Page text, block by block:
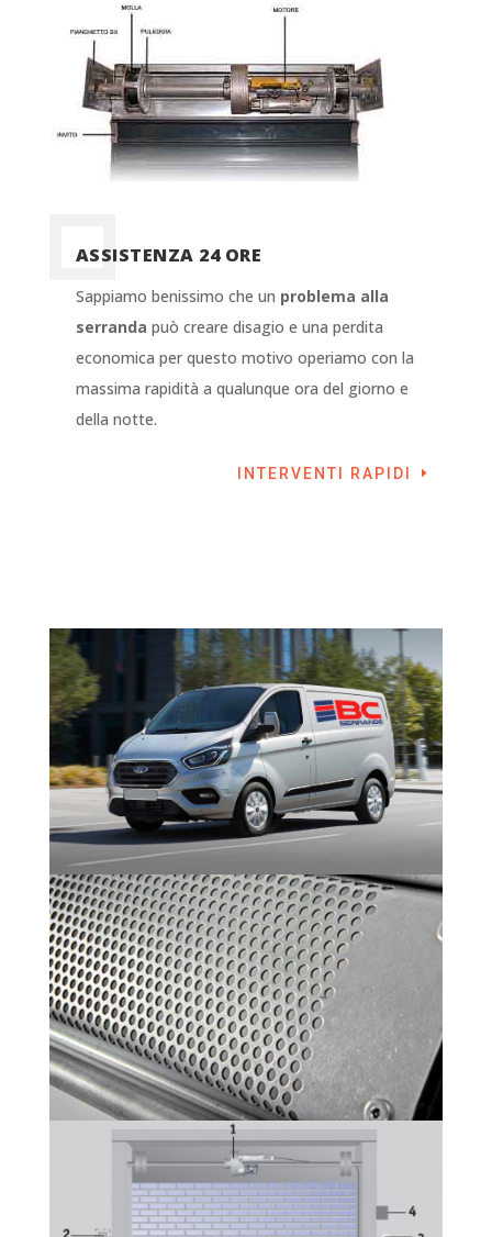
ASSISTENZA 24 ORE
Sappiamo benissimo che un problema alla
serranda può creare disagio e una perdita
economica per questo motivo operiamo con la
massima rapidità a qualunque ora del giorno e
della notte.
INTERVENTI RAPIDI